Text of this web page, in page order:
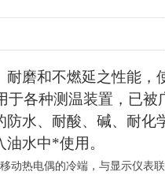
磨和不燃延之性能，
各种测温装置，已被
水、耐酸、碱、耐化
水中*使用。
动热电偶的冷端，与显示仪表